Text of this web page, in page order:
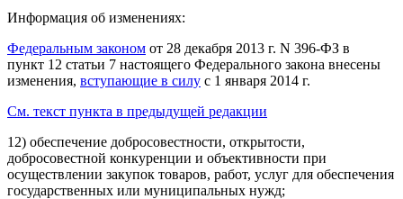
Информация об изменениях:
Федеральным законом от 28 декабря 2013 г. N 396-ФЗ в
пункт 12 статьи 7 настоящего Федерального закона внесены
изменения, вступающие в силу с 1 января 2014 г.
См. текст пункта в предыдущей редакции
12) обеспечение добросовестности, открытости,
добросовестной конкуренции и объективности при
осуществлении закупок товаров, работ, услуг для обеспечения
государственных или муниципальных нужд;